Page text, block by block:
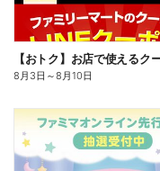
8月3日 ～8月10日